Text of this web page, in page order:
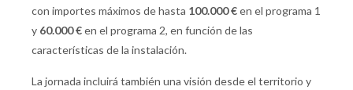
con importes máximos de hasta 100.000 €en el programa 1
y 60.000 €en el programa 2, en función de las
características de la instalación.
La jornada incluirá también una visión desde el territorio y